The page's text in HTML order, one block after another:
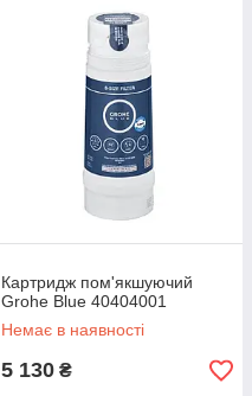
Картридж пом'якшуючий
Grohe Blue 40404001
Немає в наявності
5 130 ₴